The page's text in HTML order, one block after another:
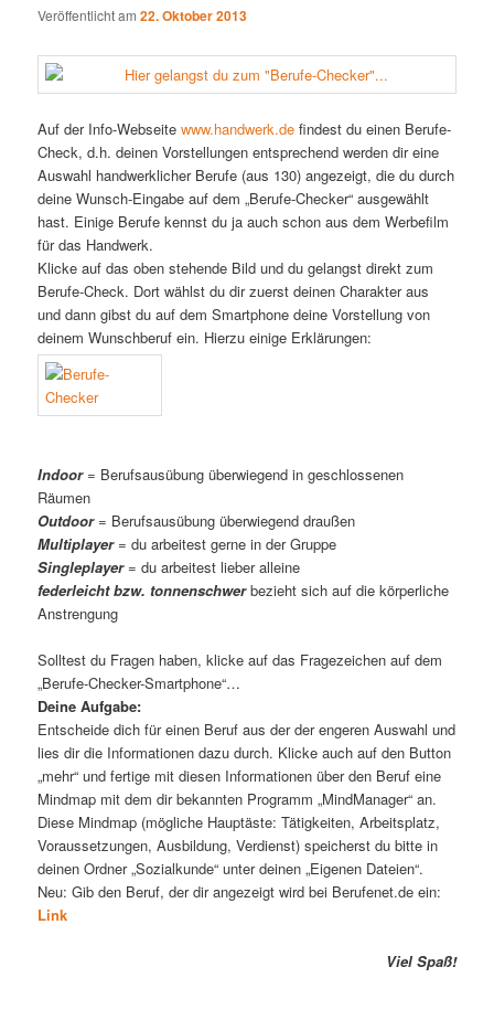
Veröffentlicht am22. Oktober 2013
Auf der Info-Webseite www.handwerk.de findest du einen Berufe-
Check, d.h. deinen Vorstellungen entsprechend werden dir eine
Auswahl handwerklicher Berufe (aus 130) angezeigt, die du durch
deine Wunsch-Eingabe auf dem „Berufe-Checker“ ausgewählt
hast. Einige Berufe kennst du ja auch schon aus dem Werbefilm
für das Handwerk.
Klicke auf das oben stehende Bild und du gelangst direkt zum
Berufe-Check. Dort wählst du dir zuerst deinen Charakter aus
und dann gibst du auf dem Smartphone deine Vorstellung von
deinem Wunschberuf ein. Hierzu einige Erklärungen:
Indoor = Berufsausübung überwiegend in geschlossenen
Räumen
Outdoor = Berufsausübung überwiegend draußen
Multiplayer = du arbeitest gerne in der Gruppe
Singleplayer = du arbeitest lieber alleine
federleicht bzw. tonnenschwerbezieht sich auf die körperliche
Anstrengung
Solltest du Fragen haben, klicke auf das Fragezeichen auf dem
„Berufe-Checker-Smartphone“…
Deine Aufgabe:
Entscheide dich für einen Beruf aus der der engeren Auswahl und
lies dir die Informationen dazu durch. Klicke auch auf den Button
„mehr“ und fertige mit diesen Informationen über den Beruf eine
Mindmap mit dem dir bekannten Programm „MindManager“ an.
Diese Mindmap (mögliche Hauptäste: Tätigkeiten, Arbeitsplatz,
Voraussetzungen, Ausbildung, Verdienst) speicherst du bitte in
deinen Ordner „Sozialkunde“ unter deinen „Eigenen Dateien“.
Neu: Gib den Beruf, der dir angezeigt wird bei Berufenet.de ein:
Link
Viel Spaß!